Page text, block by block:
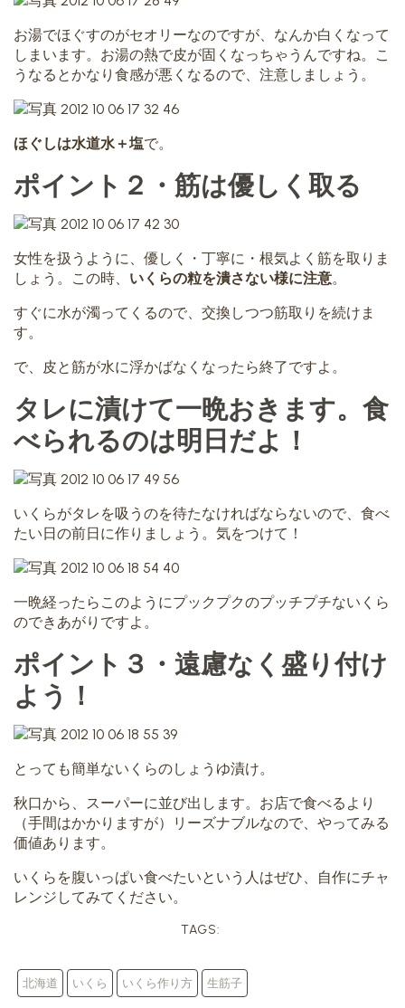
お湯でほぐすのがセオリーなのですが、なんか白くなって
しまいます。お湯の熱で皮が固くなっちゃうんですね。こ
うなるとかなり食感が悪くなるので、注意しましょう。
ほぐしは水道水＋塩で。
ポイント２・筋は優しく取る
女性を扱うように、優しく・丁寧に・根気よく筋を取りま
しょう。この時、 いくらの粒を潰さない様に注意。
すぐに水が濁ってくるので、交換しつつ筋取りを続けま
す。
で、皮と筋が水に浮かばなくなったら終了ですよ。
タレに漬けて一晩おきます。食
べられるのは明日だよ！
いくらがタレを吸うのを待たなければならないので、食べ
たい日の前日に作りましょう。気をつけて！
一晩経ったらこのようにプックプクのプッチプチないくら
のできあがりですよ。
ポイント３・遠慮なく盛り付け
よう！
とっても簡単ないくらのしょうゆ漬け。
秋口から、スーパーに並び出します。お店で食べるより
（手間はかかりますが）リーズナブルなので、やってみる
価値あります。
いくらを腹いっぱい食べたいという人はぜひ、自作にチャ
レンジしてみてください。
TAGS:
北海道 いくら いくら作り方 生筋子